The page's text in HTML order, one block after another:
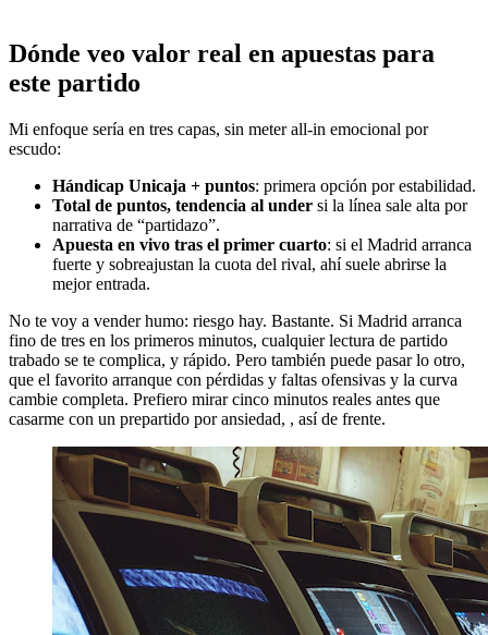
Dónde veo valor real en apuestas para
este partido
Mi enfoque sería en tres capas, sin meter all-in emocional por
escudo:
Hándicap Unicaja + puntos: primera opción por estabilidad.
Total de puntos, tendencia al under si la línea sale alta por
narrativa de “partidazo”.
Apuesta en vivo tras el primer cuarto: si el Madrid arranca
fuerte y sobreajustan la cuota del rival, ahí suele abrirse la
mejor entrada.
No te voy a vender humo: riesgo hay. Bastante. Si Madrid arranca
fino de tres en los primeros minutos, cualquier lectura de partido
trabado se te complica, y rápido. Pero también puede pasar lo otro,
que el favorito arranque con pérdidas y faltas ofensivas y la curva
cambie completa. Prefiero mirar cinco minutos reales antes que
casarme con un prepartido por ansiedad, , así de frente.